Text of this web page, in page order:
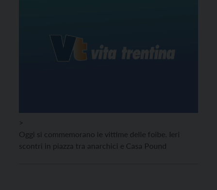
>
Oggi si commemorano le vittime delle foibe. Ieri
scontri in piazza tra anarchici e Casa Pound